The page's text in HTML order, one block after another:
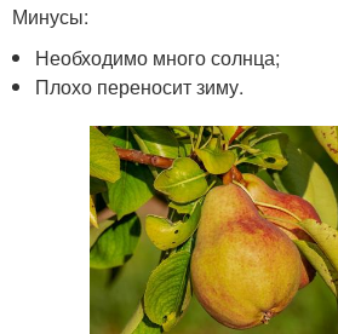
Минусы:
Необходимо много солнца;
Плохо переносит зиму.